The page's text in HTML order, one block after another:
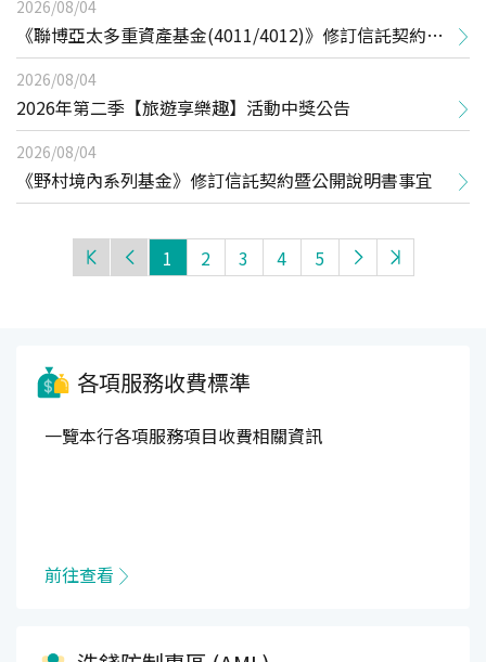
2026/08/04
《聯博亞太多重資產基金(4011/4012)》修訂信託契約暨
公開說明書事宜
2026/08/04
2026年第二季【旅遊享樂趣】活動中獎公告
2026/08/04
《野村境內系列基金》修訂信託契約暨公開說明書事宜
1 2 3 4 5
各項服務收費標準
一覽本行各項服務項目收費相關資訊
前往查看